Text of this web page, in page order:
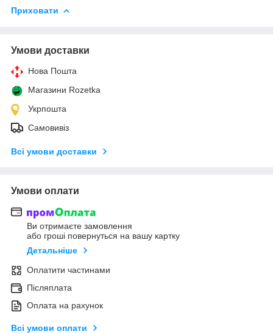
Приховати
Умови доставки
Нова Пошта
Магазини Rozetka
Укрпошта
Самовивіз
Всі умови доставки
Умови оплати
Ви отримаєте замовлення
або гроші повернуться на вашу картку
Детальніше
Оплатити частинами
Післяплата
Оплата на рахунок
Всі умови оплати